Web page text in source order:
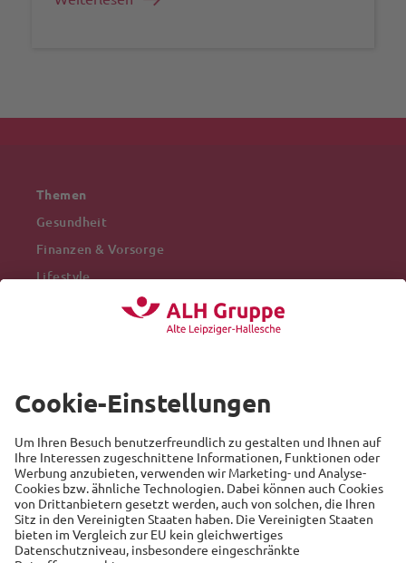
Themen
Gesundheit
Finanzen & Vorsorge
Lifestyle
Recht
Auto
Sicherheit
Familie
Links
Alte Leipziger